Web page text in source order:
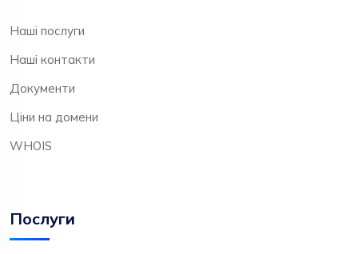
Наші послуги
Наші контакти
Документи
Ціни на домени
WHOIS
Послуги